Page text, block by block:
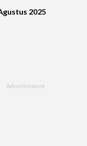
2025